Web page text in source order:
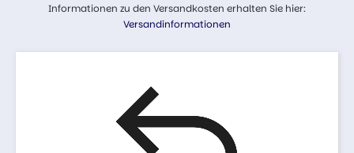
Informationen zu den Versandkosten erhalten Sie hier:
Versandinformationen